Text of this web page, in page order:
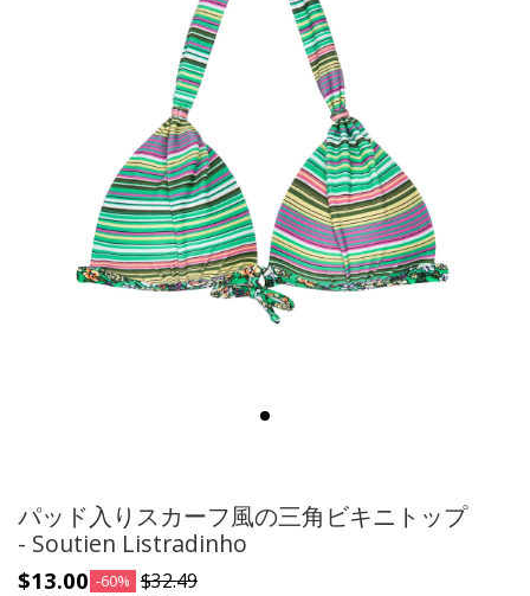
パッド入りスカーフ風の三角ビキニトップ
- Soutien Listradinho
$13.00 -60% $32.49